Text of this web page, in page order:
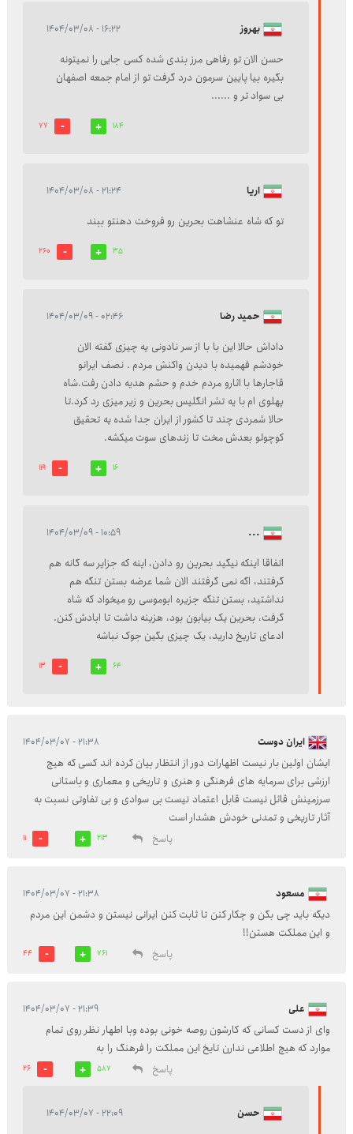
بهروز ۱۶:۲۲ - ۱۴۰۴/۰۳/۰۸
حسن الان تو رفاهی مرز بندی شده کسی جایی را نمیتونه
بگیره بیا پایین سرمون درد گرفت تو از امام جمعه اصفهان
بی سواد تر و ......
184
77
اریا ۲۱:۲۴ - ۱۴۰۴/۰۳/۰۸
تو که شاه عنشاهت بحرین رو فروخت دهنتو ببند
35
260
حمید رضا ۰۲:۴۶ - ۱۴۰۴/۰۳/۰۹
داداش حالا این با با از سر نادونی یه چیزی گفته الان
خودشم فهمیده با دیدن واکنش مردم . نصف ایرانو
قاجارها با اثارو مردم خدم و حشم هدیه دادن رفت.شاه
پهلوی ام با یه تشر انگلیس بحرین و زیر میزی رد کرد.تا
حالا شمردی چند تا کشور از ایران جدا شده یه تحقیق
کوچولو بعدش مخت تا زندهای سوت میکشه.
16
119
... ۱۰:۵۹ - ۱۴۰۴/۰۳/۰۹
اتفاقا اینکه نیگید بحرین رو دادن، اینه که جزایر سه گانه هم
گرفتند، اگه نمی گرفتند الان شما عرضه بستن تنگه هم
نداشتید، بستن تنگه جزیره ابوموسی رو میخواد که شاه
گرفت، بحرین یک بیابون بود، هزینه داشت تا ابادش کنن.
ادعای تاریخ دارید، یک چیزی بگین جوک نباشه
64
13
ایران دوست ۲۱:۳۸ - ۱۴۰۴/۰۳/۰۷
ایشان اولین بار نیست اظهارات دور از انتظار بیان کرده اند کسی که هیچ
ارزشی برای سرمایه های فرهنگی و هنری و تاریخی و معماری و باستانی
سرزمینش قائل نیست قابل اعتماد نیست بی سوادی و بی تفاوتی نسبت به
آثار تاریخی و تمدنی خودش هشدار است
پاسخ
213
11
مسعود ۲۱:۳۸ - ۱۴۰۴/۰۳/۰۷
دیگه باید چی بگن و چکار کنن تا ثابت کنن ایرانی نیستن و دشمن این مردم
و این مملکت هستن!!
پاسخ
761
44
علی ۲۱:۳۹ - ۱۴۰۴/۰۳/۰۷
وای از دست کسانی که کارشون روصه خونی بوده وبا اطهار نظر روی تمام
موارد که هیچ اطلاعی ندارن تایخ این مملکت را فرهنگ را به
پاسخ
587
26
حسن ۲۲:۰۹ - ۱۴۰۴/۰۳/۰۷